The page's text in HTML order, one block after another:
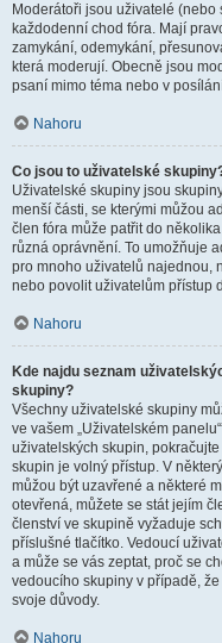
Moderátoři jsou uživatelé
každodenní chod fóra. Mají
zamykání, odemykání,
která moderují. Obecně jsou
psaní mimo téma nebo v
Nahoru
Co jsou to uživatelské
Uživatelské skupiny jsou
menší části, se kterými můžou
člen fóra může patřit do
různá oprávnění. To umožňuje
pro mnoho uživatelů najednou,
nebo povolit uživatelům přístup
Nahoru
Kde najdu seznam
skupiny?
Všechny uživatelské skupiny
ve vašem „Uživatelském
uživatelských skupin,
skupin je volný přístup. V
můžou být uzavřené a některé
otevřená, můžete se stát jejím
členství ve skupině vyžaduje
příslušné tlačítko. Vedoucí
a může se vás zeptat, proč se
vedoucího skupiny v případě,
svoje důvody.
Nahoru